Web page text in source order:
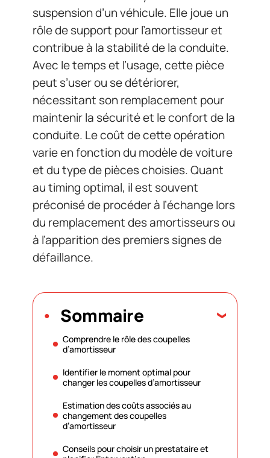
suspension d’un véhicule. Elle joue un
rôle de support pour l’amortisseur et
contribue à la stabilité de la conduite.
Avec le temps et l’usage, cette pièce
peut s’user ou se détériorer,
nécessitant son remplacement pour
maintenir la sécurité et le confort de la
conduite. Le coût de cette opération
varie en fonction du modèle de voiture
et du type de pièces choisies. Quant
au timing optimal, il est souvent
préconisé de procéder à l’échange lors
du remplacement des amortisseurs ou
à l’apparition des premiers signes de
défaillance.
Sommaire
Comprendre le rôle des coupelles
d’amortisseur
Identifier le moment optimal pour
changer les coupelles d’amortisseur
Estimation des coûts associés au
changement des coupelles
d’amortisseur
Conseils pour choisir un prestataire et